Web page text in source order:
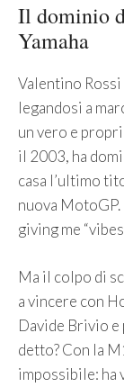
Il dominio
Yamaha
Valentino
legandosi a
un vero e
il 2003, ha
casa l’ultimo
nuova
giving me
Ma il colpo di
a vincere con
Davide Brivio e
detto? Con la
impossibile: ha